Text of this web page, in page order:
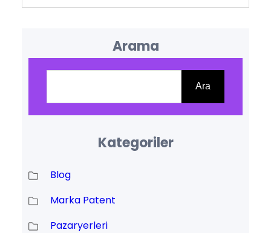
Arama
Ara
Ara
Kategoriler
Blog
Marka Patent
Pazaryerleri